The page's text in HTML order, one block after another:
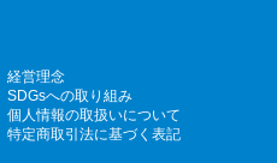
経営理念
SDGsへの取り組み
個人情報の取扱いについて
特定商取引法に基づく表記